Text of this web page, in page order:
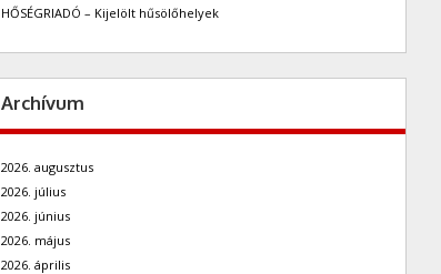
HŐSÉGRIADÓ – Kijelölt hűsölőhelyek
Archívum
2026. augusztus
2026. július
2026. június
2026. május
2026. április